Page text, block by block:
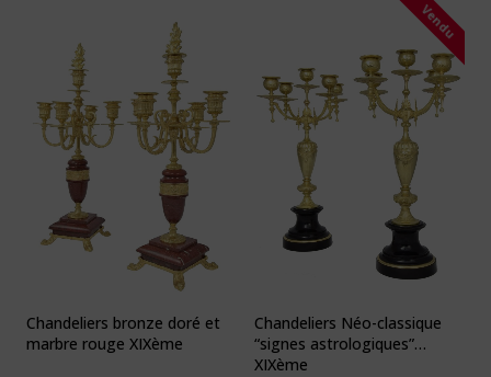
Chandeliers bronze doré et
marbre rouge XIXème
Vendu
Chandeliers Néo-classique
“signes astrologiques”
XIXème